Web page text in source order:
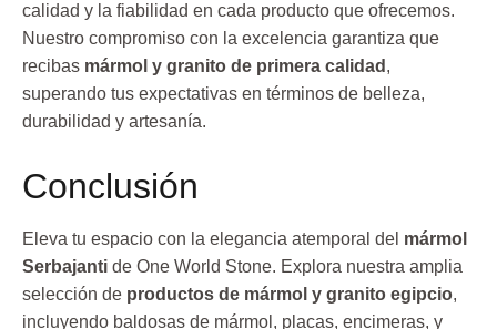
calidad y la fiabilidad en cada producto que ofrecemos.
Nuestro compromiso con la excelencia garantiza que
recibas mármol y granito de primera calidad ,
superando tus expectativas en términos de belleza,
durabilidad y artesanía.
Conclusión
Eleva tu espacio con la elegancia atemporal del mármol
Serbajanti de One World Stone. Explora nuestra amplia
selección de productos de mármol y granito egipcio,
incluyendo baldosas de mármol, placas, encimeras, y